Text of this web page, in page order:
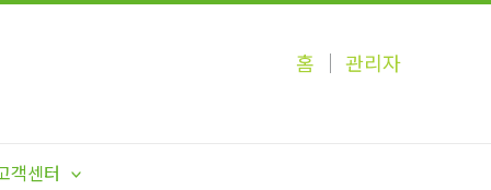
홈 │ 관리자
객센터